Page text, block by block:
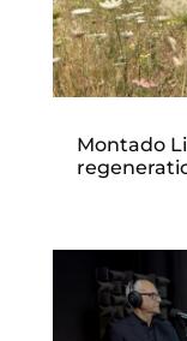
Montado